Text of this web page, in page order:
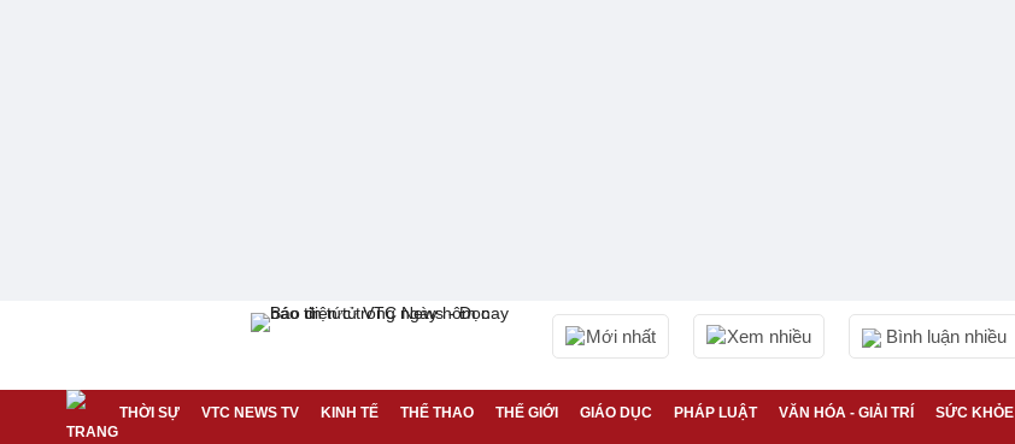
Mới nhất Xem nhiều Bình luận nhiều
THỜI SỰ VTC NEWS TV KINH TẾ THỂ THAO THẾ GIỚI GIÁO DỤC PHÁP LUẬT VĂN HÓA - GIẢI TRÍ SỨC KHỎE